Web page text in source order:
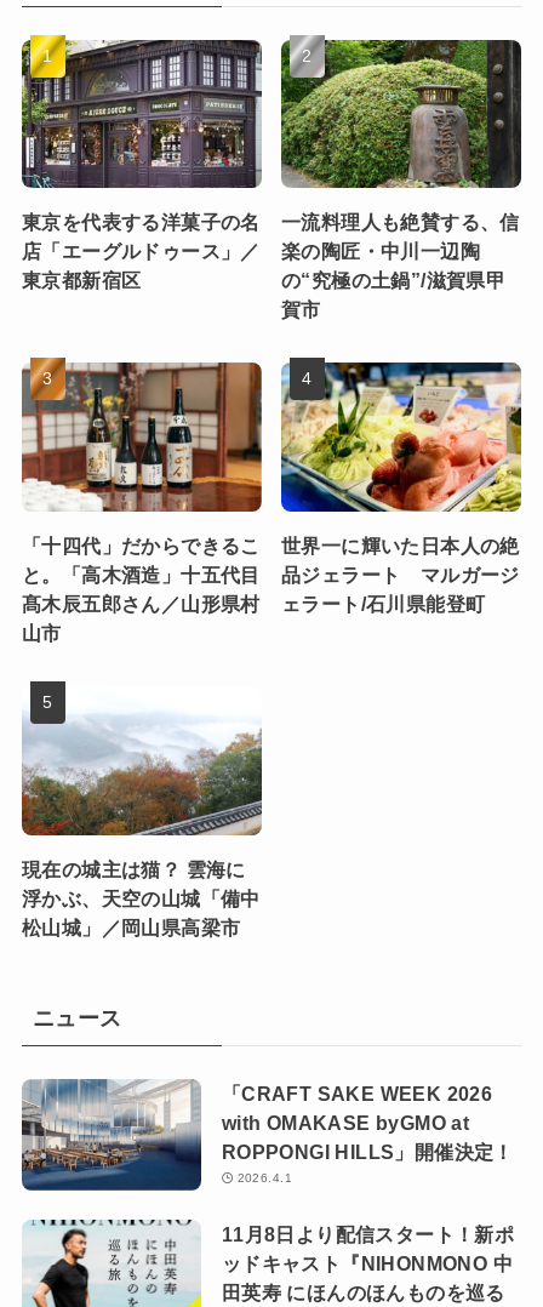
東京を代表する洋菓子の名
店「エーグルドゥース」／
東京都新宿区
一流料理人も絶賛する、信
楽の陶匠・中川一辺陶
の“究極の土鍋”/滋賀県甲
賀市
「十四代」だからできるこ
と。「高木酒造」十五代目
髙木辰五郎さん／山形県村
山市
世界一に輝いた日本人の絶
品ジェラート マルガージ
ェラート/石川県能登町
現在の城主は猫？ 雲海に
浮かぶ、天空の山城「備中
松山城」／岡山県高梁市
ニュース
「CRAFT SAKE WEEK 2026
with OMAKASE byGMO at
ROPPONGI HILLS」開催決定！
2026.4.1
11月8日より配信スタート！新ポ
ッドキャスト『NIHONMONO 中
田英寿 にほんのほんものを巡る